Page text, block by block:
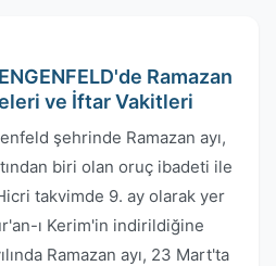
Ramazan
ve İftar Vakitleri
şehrinde Ramazan ayı,
biri olan oruç ibadeti ile
takvimde 9. ay olarak yer
ı Kerim'in indirildiğine
Ramazan ayı, 23 Mart'ta